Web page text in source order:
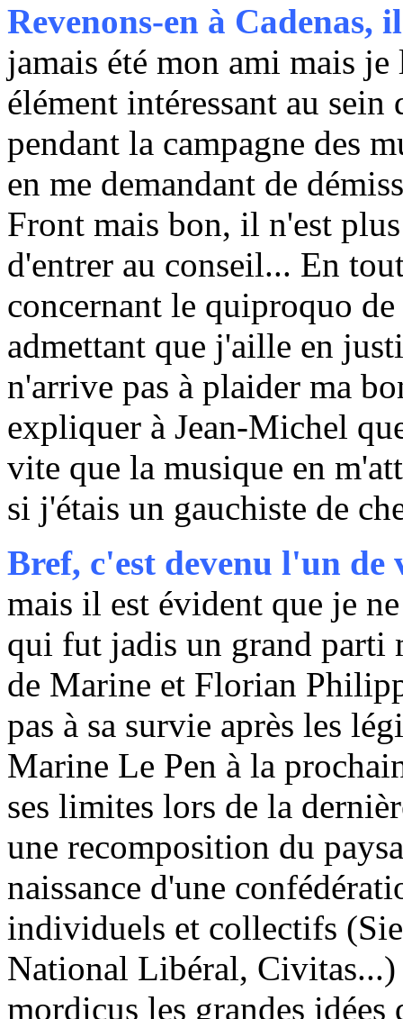
Revenons-en à Cadenas,
jamais été mon ami mais
élément intéressant au
pendant la campagne des
en me demandant de
Front mais bon, il n'est
d'entrer au conseil... En
concernant le quiproquo
admettant que j'aille en
n'arrive pas à plaider ma
expliquer à Jean-Michel
vite que la musique en
si j'étais un gauchiste de
Bref, c'est devenu l'un de
mais il est évident que je
qui fut jadis un grand parti
de Marine et Florian
pas à sa survie après les
Marine Le Pen à la
ses limites lors de la
une recomposition du
naissance d'une
individuels et collectifs
National Libéral, Civitas...)
mordicus les grandes